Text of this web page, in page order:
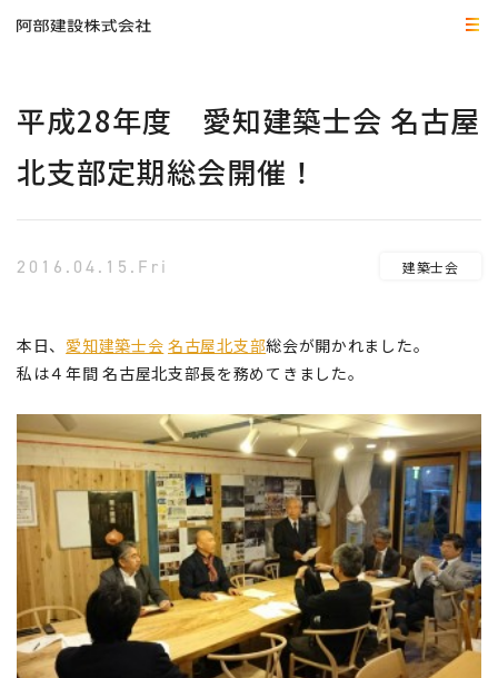
平成28年度 愛知建築士会 名古屋
北支部定期総会開催！
2016.04.15.Fri 建築士会
本日、 愛知建築士会 名古屋北支部総会が開かれました。
私は４年間 名古屋北支部長を務めてきました。